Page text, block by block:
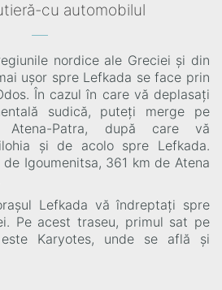
cu automobilul
nordice ale Greciei și din
ușor spre Lefkada se face prin
În cazul în care vă deplasați
sudică, puteți merge pe
Atena-Patra, după care vă
și de acolo spre Lefkada.
Igoumenitsa, 361 km de Atena
Lefkada vă îndreptați spre
Pe acest traseu, primul sat pe
Karyotes, unde se află și